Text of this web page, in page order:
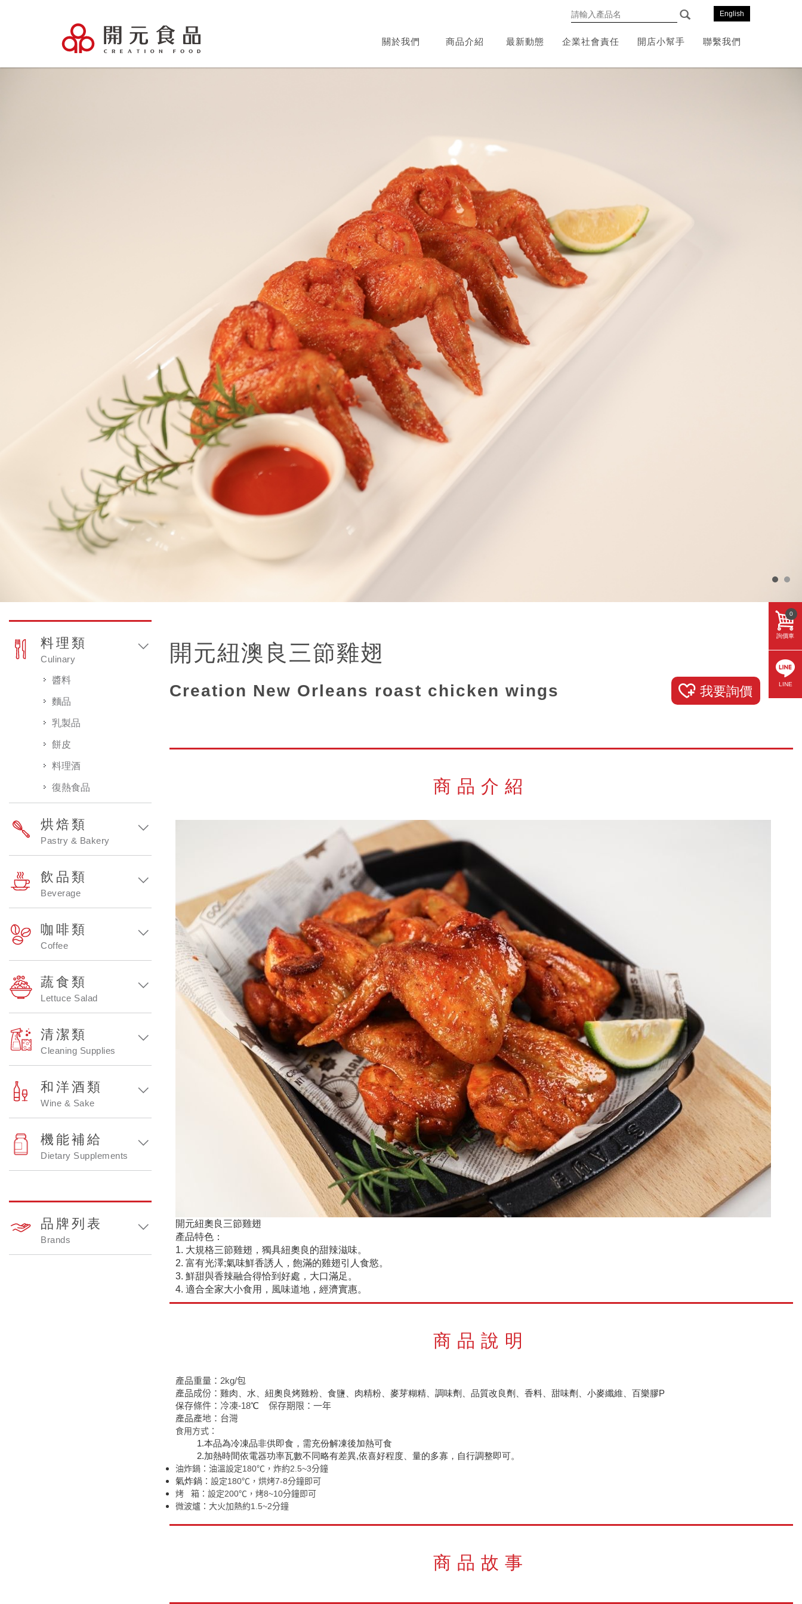
關於我們 商品介紹 最新動態 企業社會責任 開店小幫手 聯繫我們
English
料理類
Culinary
醬料
麵品
乳製品
餅皮
料理酒
復熱食品
烘焙類
Pastry & Bakery
飲品類
Beverage
咖啡類
Coffee
蔬食類
Lettuce Salad
清潔類
Cleaning Supplies
和洋酒類
Wine & Sake
機能補給
Dietary Supplements
品牌列表
Brands
開元紐澳良三節雞翅
Creation New Orleans roast chicken wings 我要詢價
商品介紹
開元紐奧良三節雞翅
產品特色：
1. 大規格三節雞翅，獨具紐奧良的甜辣滋味。
2. 富有光澤;氣味鮮香誘人，飽滿的雞翅引人食慾。
3. 鮮甜與香辣融合得恰到好處，大口滿足。
4. 適合全家大小食用，風味道地，經濟實惠。
商品說明
產品重量：2kg/包
產品成份： 雞肉、水、紐奧良烤雞粉、食鹽、肉精粉、麥芽糊精、調味劑、品質改良劑、香料、甜味劑、小麥纖維、百樂膠P
保存條件：冷凍-18℃
保存期限：一年
產品產地：台灣
食用方式：
1.本品為冷凍品非供即食，需充份解凍後加熱可食
2.加熱時間依電器功率瓦數不同略有差異,依喜好程度、量的多寡，自行調整即可。
油炸鍋： 油溫設定180℃， 炸約2.5~3分鐘
氣炸鍋：設定180℃，烘烤7-8分鐘即可
烤 箱：設定200℃，烤8~10分鐘即可
微波爐：大火加熱約1.5~2分鐘
商品故事
詢價車
0
LINE